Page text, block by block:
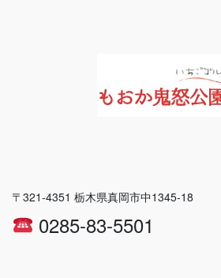
〒321-4351 栃木県真岡市中1345-18
0285-83-5501